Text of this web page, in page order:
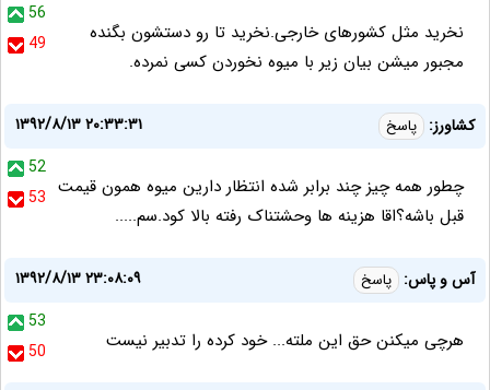
56
49
نخرید مثل کشورهای خارجی.نخرید تا رو دستشون بگنده
مجبور میشن بیان زیر با میوه نخوردن کسی نمرده.
کشاورز: پاسخ
۱۳۹۲/۸/۱۳ ۲۰:۳۳:۳۱
52
53 چطور همه چیز چند برابر شده انتظار دارین میوه همون قیمت
قبل باشه؟اقا هزینه ها وحشتناک رفته بالا کود.سم.....
آس و پاس: پاسخ
۱۳۹۲/۸/۱۳ ۲۳:۰۸:۰۹
53
50
هرچی میکنن حق این ملته... خود کرده را تدبیر نیست